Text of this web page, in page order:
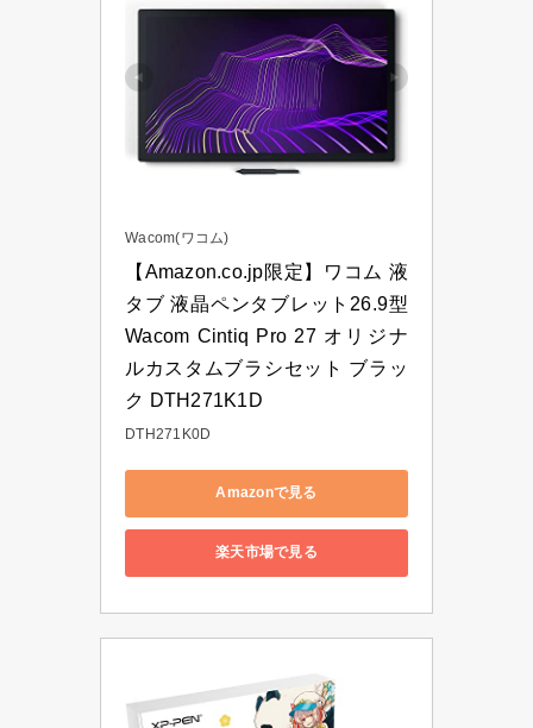
Wacom(ワコム)
【Amazon.co.jp限定】ワコム 液
タブ 液晶ペンタブレット26.9型
Wacom Cintiq Pro 27 オリジナ
ルカスタムブラシセット ブラッ
ク DTH271K1D
DTH271K0D
Amazonで見る
楽天市場で見る